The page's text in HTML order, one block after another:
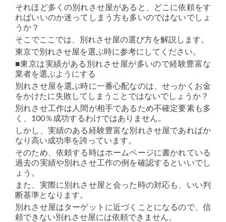
それほど多くの別れさせ屋があると、どこに依頼をす
ればいいのか迷ってしまう方も多いのではないでしょ
うか？
そこでここでは、別れさせ屋の選び方を解説します。
東京で別れさせ屋を選ぶ時に参考にしてください。
■東京は実績がある別れさせ屋が多いので経験豊富な
業者を選ぶようにする
別れさせ屋を選ぶ時に一番心配なのは、せっかくお金
をかけたに失敗してしまうことではないでしょうか？
別れさせ工作は人間が相手であるため不確定要素も多
く、100％成功するわけではありません。
しかし、実績のある経験豊富な別れさせ屋であればか
なり高い成功率を誇っています。
そのため、依頼する時はホームページに書かれている
過去の実績や別れさせ工作の例を確認するといいでし
ょう。
また、実際に別れさせ屋と会った時の対応も、いい判
断基準となります。
別れさせ屋はターゲットに近づくことになるので、信
頼できない別れさせ屋には依頼できません。